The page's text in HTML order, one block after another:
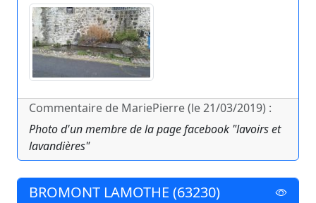
Commentaire de MariePierre (le 21/03/2019) :
Photo d'un membre de la page facebook "lavoirs et
lavandières"
BROMONT LAMOTHE (63230)